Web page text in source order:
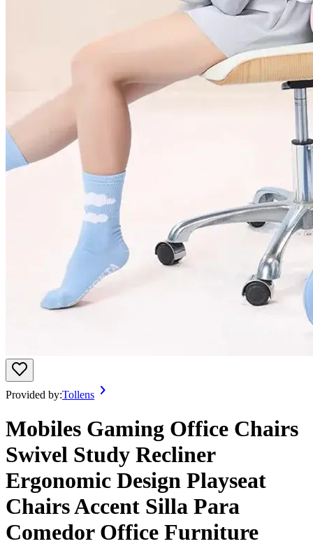
Provided by:Tollens
Mobiles Gaming Office Chairs
Swivel Study Recliner
Ergonomic Design Playseat
Chairs Accent Silla Para
Comedor Office Furniture